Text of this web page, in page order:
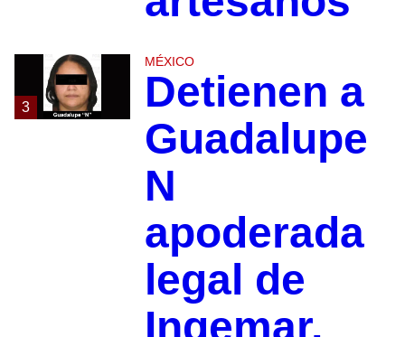
3
MÉXICO
Detienen a
Guadalupe
N
apoderada
legal de
Ingemar,